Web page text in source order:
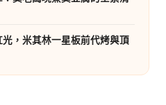
，米其林一星板前代烤與頂